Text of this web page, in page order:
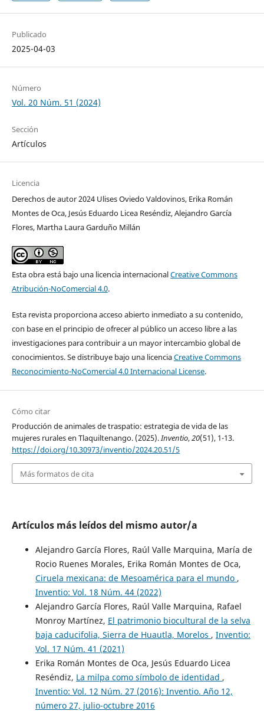
Publicado
2025-04-03
Número
Vol. 20 Núm. 51 (2024)
Sección
Artículos
Licencia
Derechos de autor 2024 Ulises Oviedo Valdovinos, Erika Román
Montes de Oca, Jesús Eduardo Licea Reséndiz, Alejandro García
Flores, Martha Laura Garduño Millán
Esta obra está bajo una licencia internacionalCreative Commons
Atribución-NoComercial 4.0.
Esta revista proporciona acceso abierto inmediato a su contenido,
con base en el principio de ofrecer al público un acceso libre a las
investigaciones para contribuir a un mayor intercambio global de
conocimientos. Se distribuye bajo una licenciaCreative Commons
Reconocimiento-NoComercial 4.0 Internacional License.
Cómo citar
Producción de animales de traspatio: estrategia de vida de las
mujeres rurales en Tlaquiltenango. (2025).Inventio,20(51), 1-13.
https://doi.org/10.30973/inventio/2024.20.51/5
Más formatos de cita
Artículos más leídos del mismo autor/a
Alejandro García Flores, Raúl Valle Marquina, María de
Rocio Ruenes Morales, Erika Román Montes de Oca,
Ciruela mexicana: de Mesoamérica para el mundo ,
Inventio: Vol. 18 Núm. 44 (2022)
Alejandro García Flores, Raúl Valle Marquina, Rafael
Monroy Martínez, El patrimonio biocultural de la selva
baja caducifolia, Sierra de Huautla, Morelos , Inventio:
Vol. 17 Núm. 41 (2021)
Erika Román Montes de Oca, Jesús Eduardo Licea
Reséndiz, La milpa como símbolo de identidad ,
Inventio: Vol. 12 Núm. 27 (2016): Inventio. Año 12,
número 27, julio-octubre 2016